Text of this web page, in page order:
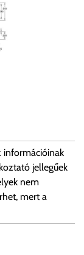
információinak
jellegűek
nem
mert a